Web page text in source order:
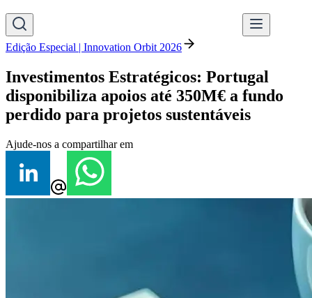
Edição Especial | Innovation Orbit 2026
Investimentos Estratégicos: Portugal
disponibiliza apoios até 350M€ a fundo
perdido para projetos sustentáveis
Ajude-nos a compartilhar em